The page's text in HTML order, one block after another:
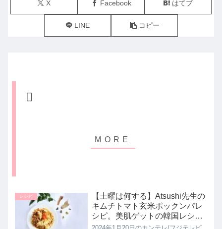
X Facebook はてブ
LINE コピー
レシピ
【土曜は何する】Atsushi先生の
キムチトマト玄米ポックンパレ
シピ。美肌ゲットの韓国レシ
ピ！10分ティーチャー｜1月20